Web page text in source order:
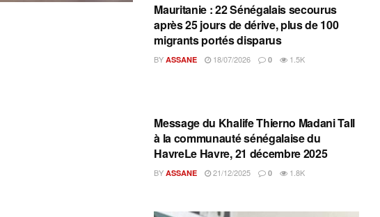
Mauritanie : 22 Sénégalais secourus
après 25 jours de dérive, plus de 100
migrants portés disparus
BY ASSANE 18/07/2026 0 1.5K
A L'INSTANT
Message du Khalife Thierno Madani Tall
à la communauté sénégalaise du
HavreLe Havre, 21 décembre 2025
BY ASSANE 21/12/2025 0 1.8K